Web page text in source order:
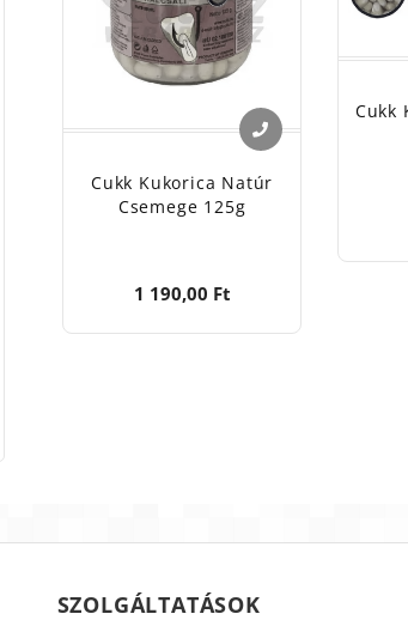
Cukk Kukorica Natúr
Csemege 125g
1 190,00 Ft
Cukk
SZOLGÁLTATÁSOK